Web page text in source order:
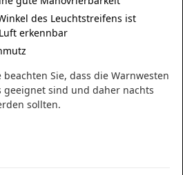
des Leuchtstreifens ist
erkennbar
Sie, dass die Warnwesten
geeignet sind und daher nachts
sollten.